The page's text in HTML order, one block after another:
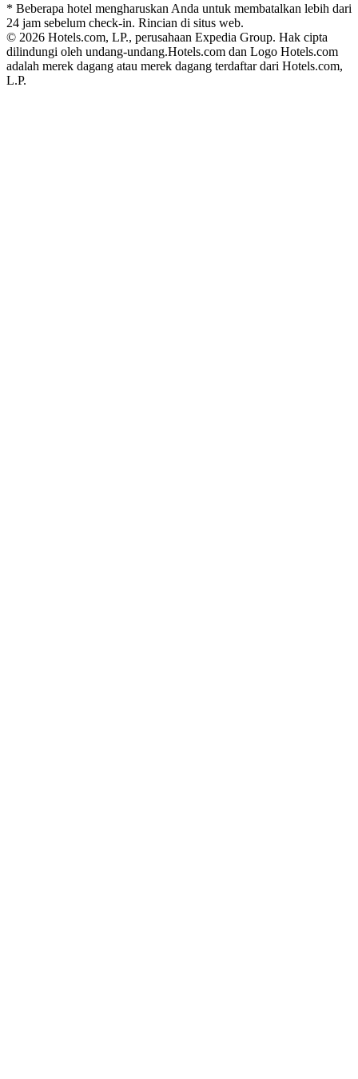
* Beberapa hotel mengharuskan Anda untuk membatalkan lebih dari
24 jam sebelum check-in. Rincian di situs web.
© 2026 Hotels.com, LP., perusahaan Expedia Group. Hak cipta
dilindungi oleh undang-undang.Hotels.com dan Logo Hotels.com
adalah merek dagang atau merek dagang terdaftar dari Hotels.com,
L.P.